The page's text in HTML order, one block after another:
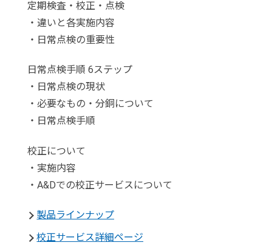
定期検査・校正・点検
・違いと各実施内容
・日常点検の重要性
日常点検手順 6ステップ
・日常点検の現状
・必要なもの・分銅について
・日常点検手順
校正について
・実施内容
・A&Dでの校正サービスについて
製品ラインナップ
校正サービス詳細ページ